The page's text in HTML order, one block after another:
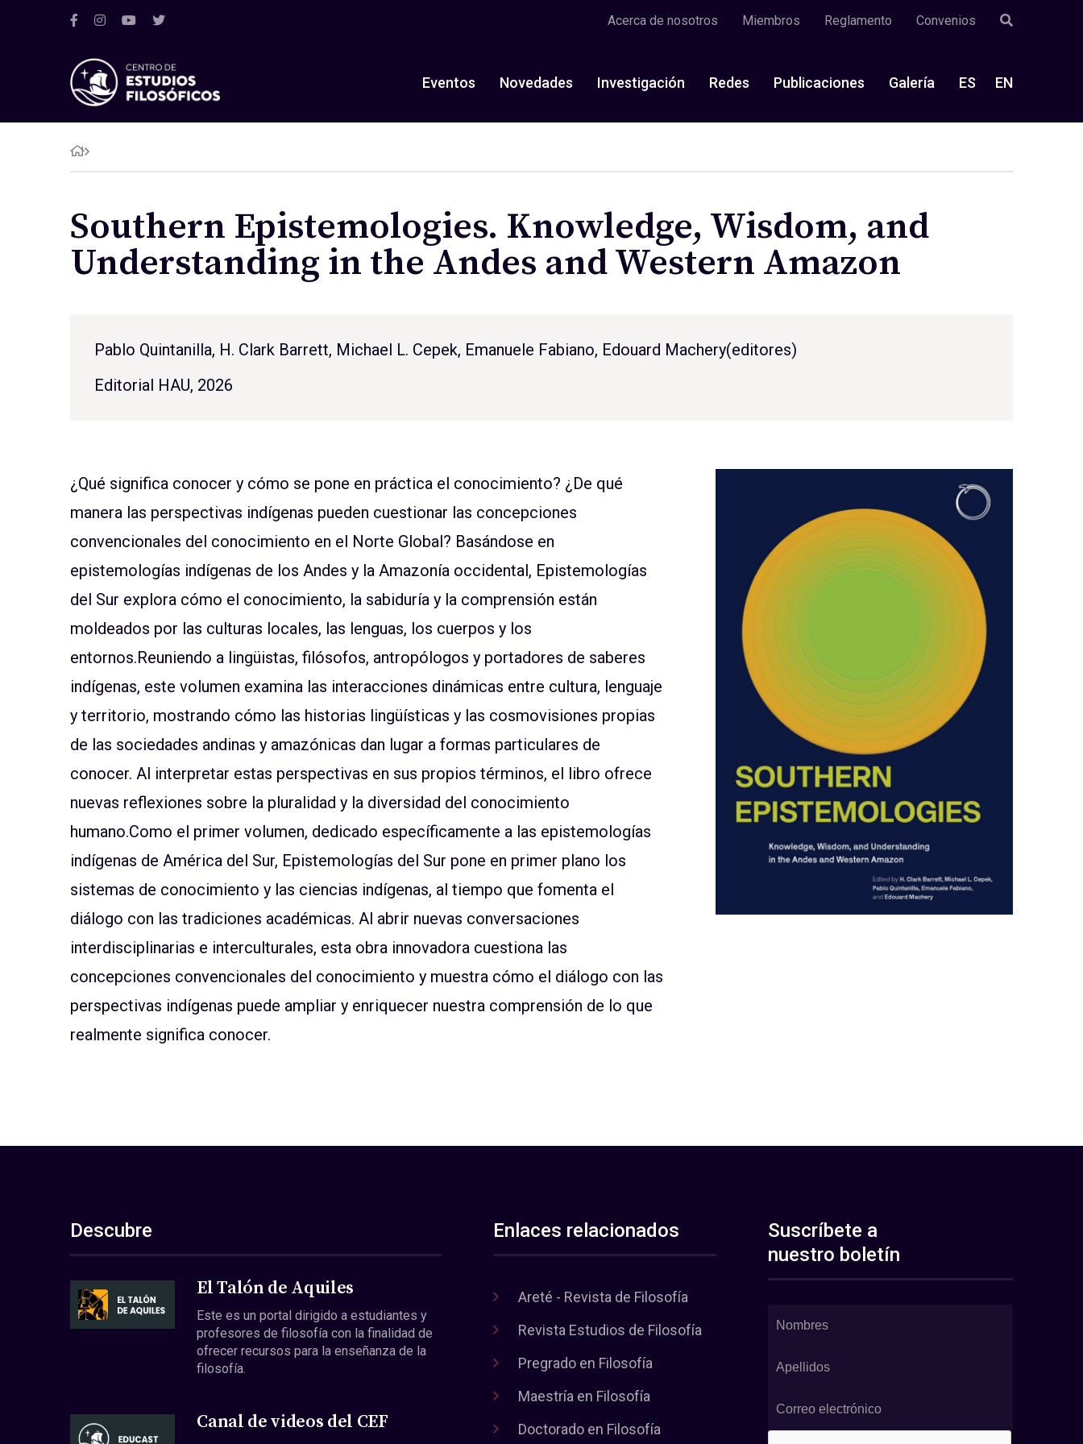
Acerca de nosotros Miembros Reglamento Convenios
Eventos Novedades Investigación Redes Publicaciones Galería ES EN
Southern Epistemologies. Knowledge, Wisdom, and
Understanding in the Andes and Western Amazon
Pablo Quintanilla, H. Clark Barrett, Michael L. Cepek, Emanuele Fabiano, Edouard Machery(editores)
Editorial HAU, 2026
¿Qué significa conocer y cómo se pone en práctica el conocimiento? ¿De qué
manera las perspectivas indígenas pueden cuestionar las concepciones
convencionales del conocimiento en el Norte Global? Basándose en
epistemologías indígenas de los Andes y la Amazonía occidental, Epistemologías
del Sur explora cómo el conocimiento, la sabiduría y la comprensión están
moldeados por las culturas locales, las lenguas, los cuerpos y los
entornos.Reuniendo a lingüistas, filósofos, antropólogos y portadores de saberes
indígenas, este volumen examina las interacciones dinámicas entre cultura, lenguaje
y territorio, mostrando cómo las historias lingüísticas y las cosmovisiones propias
de las sociedades andinas y amazónicas dan lugar a formas particulares de
conocer. Al interpretar estas perspectivas en sus propios términos, el libro ofrece
nuevas reflexiones sobre la pluralidad y la diversidad del conocimiento
humano.Como el primer volumen, dedicado específicamente a las epistemologías
indígenas de América del Sur, Epistemologías del Sur pone en primer plano los
sistemas de conocimiento y las ciencias indígenas, al tiempo que fomenta el
diálogo con las tradiciones académicas. Al abrir nuevas conversaciones
interdisciplinarias e interculturales, esta obra innovadora cuestiona las
concepciones convencionales del conocimiento y muestra cómo el diálogo con las
perspectivas indígenas puede ampliar y enriquecer nuestra comprensión de lo que
realmente significa conocer.
Descubre
El Talón de Aquiles
Este es un portal dirigido a estudiantes y
profesores de filosofía con la finalidad de
ofrecer recursos para la enseñanza de la
filosofía.
Canal de videos del CEF
Enlaces relacionados
Areté - Revista de Filosofía
Revista Estudios de Filosofía
Pregrado en Filosofía
Maestría en Filosofía
Doctorado en Filosofía
Suscríbete a
nuestro boletín